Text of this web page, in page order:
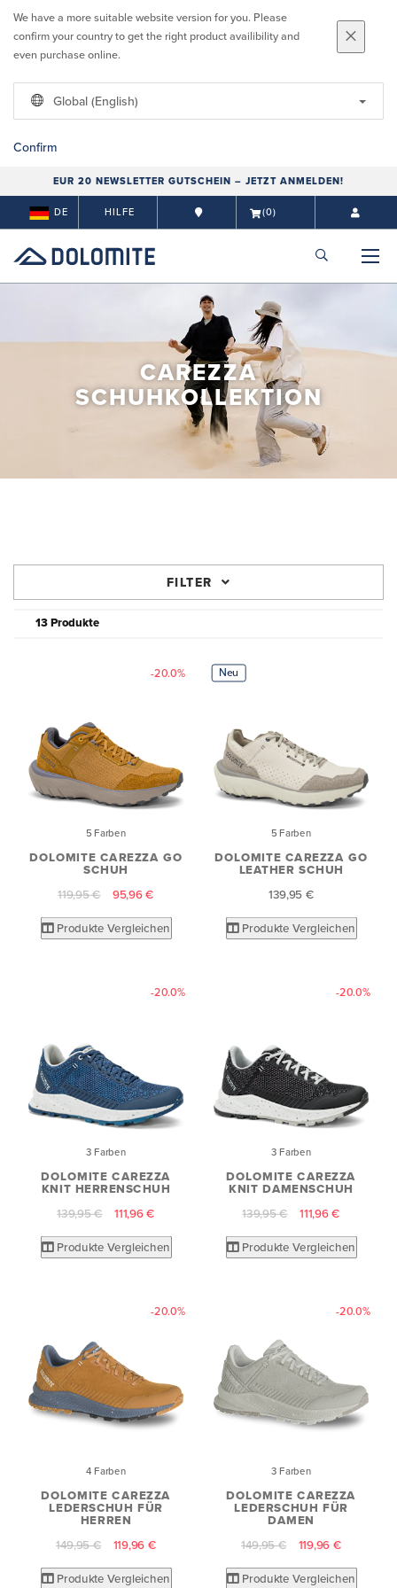
We have a more suitable website version for you. Please
confirm your country to get the right product availibility and
even purchase online.
Global (English)
Confirm
EUR 20 NEWSLETTER GUTSCHEIN – JETZT ANMELDEN!
DE HILFE (0)
CAREZZA
SCHUHKOLLEKTION
FILTER
13 Produkte
-20.0%
5 Farben
DOLOMITE CAREZZA GO
SCHUH
119,95 € 95,96 €
Produkte Vergleichen
Neu
5 Farben
DOLOMITE CAREZZA GO
LEATHER SCHUH
139,95 €
Produkte Vergleichen
-20.0%
3 Farben
DOLOMITE CAREZZA
KNIT HERRENSCHUH
139,95 €
111,96 €
Produkte Vergleichen
-20.0%
3 Farben
DOLOMITE CAREZZA
KNIT DAMENSCHUH
139,95 €
111,96 €
Produkte Vergleichen
-20.0%
4 Farben
DOLOMITE CAREZZA
LEDERSCHUH FÜR
HERREN
149,95 €
119,96 €
Produkte Vergleichen
-20.0%
3 Farben
DOLOMITE CAREZZA
LEDERSCHUH FÜR
DAMEN
149,95 €
119,96 €
Produkte Vergleichen